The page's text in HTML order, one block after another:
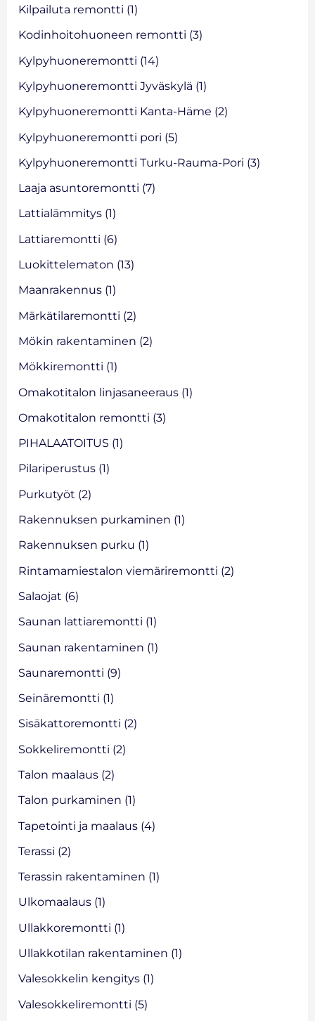
Kilpailuta remontti (1)
Kodinhoitohuoneen remontti (3)
Kylpyhuoneremontti (14)
Kylpyhuoneremontti Jyväskylä (1)
Kylpyhuoneremontti Kanta-Häme (2)
Kylpyhuoneremontti pori (5)
Kylpyhuoneremontti Turku-Rauma-Pori (3)
Laaja asuntoremontti (7)
Lattialämmitys (1)
Lattiaremontti (6)
Luokittelematon (13)
Maanrakennus (1)
Märkätilaremontti (2)
Mökin rakentaminen (2)
Mökkiremontti (1)
Omakotitalon linjasaneeraus (1)
Omakotitalon remontti (3)
PIHALAATOITUS (1)
Pilariperustus (1)
Purkutyöt (2)
Rakennuksen purkaminen (1)
Rakennuksen purku (1)
Rintamamiestalon viemäriremontti (2)
Salaojat (6)
Saunan lattiaremontti (1)
Saunan rakentaminen (1)
Saunaremontti (9)
Seinäremontti (1)
Sisäkattoremontti (2)
Sokkeliremontti (2)
Talon maalaus (2)
Talon purkaminen (1)
Tapetointi ja maalaus (4)
Terassi (2)
Terassin rakentaminen (1)
Ulkomaalaus (1)
Ullakkoremontti (1)
Ullakkotilan rakentaminen (1)
Valesokkelin kengitys (1)
Valesokkeliremontti (5)